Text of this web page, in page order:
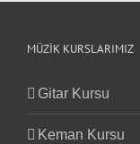
MÜZIK KURSLARIMIZ
Gitar Kursu
Keman Kursu